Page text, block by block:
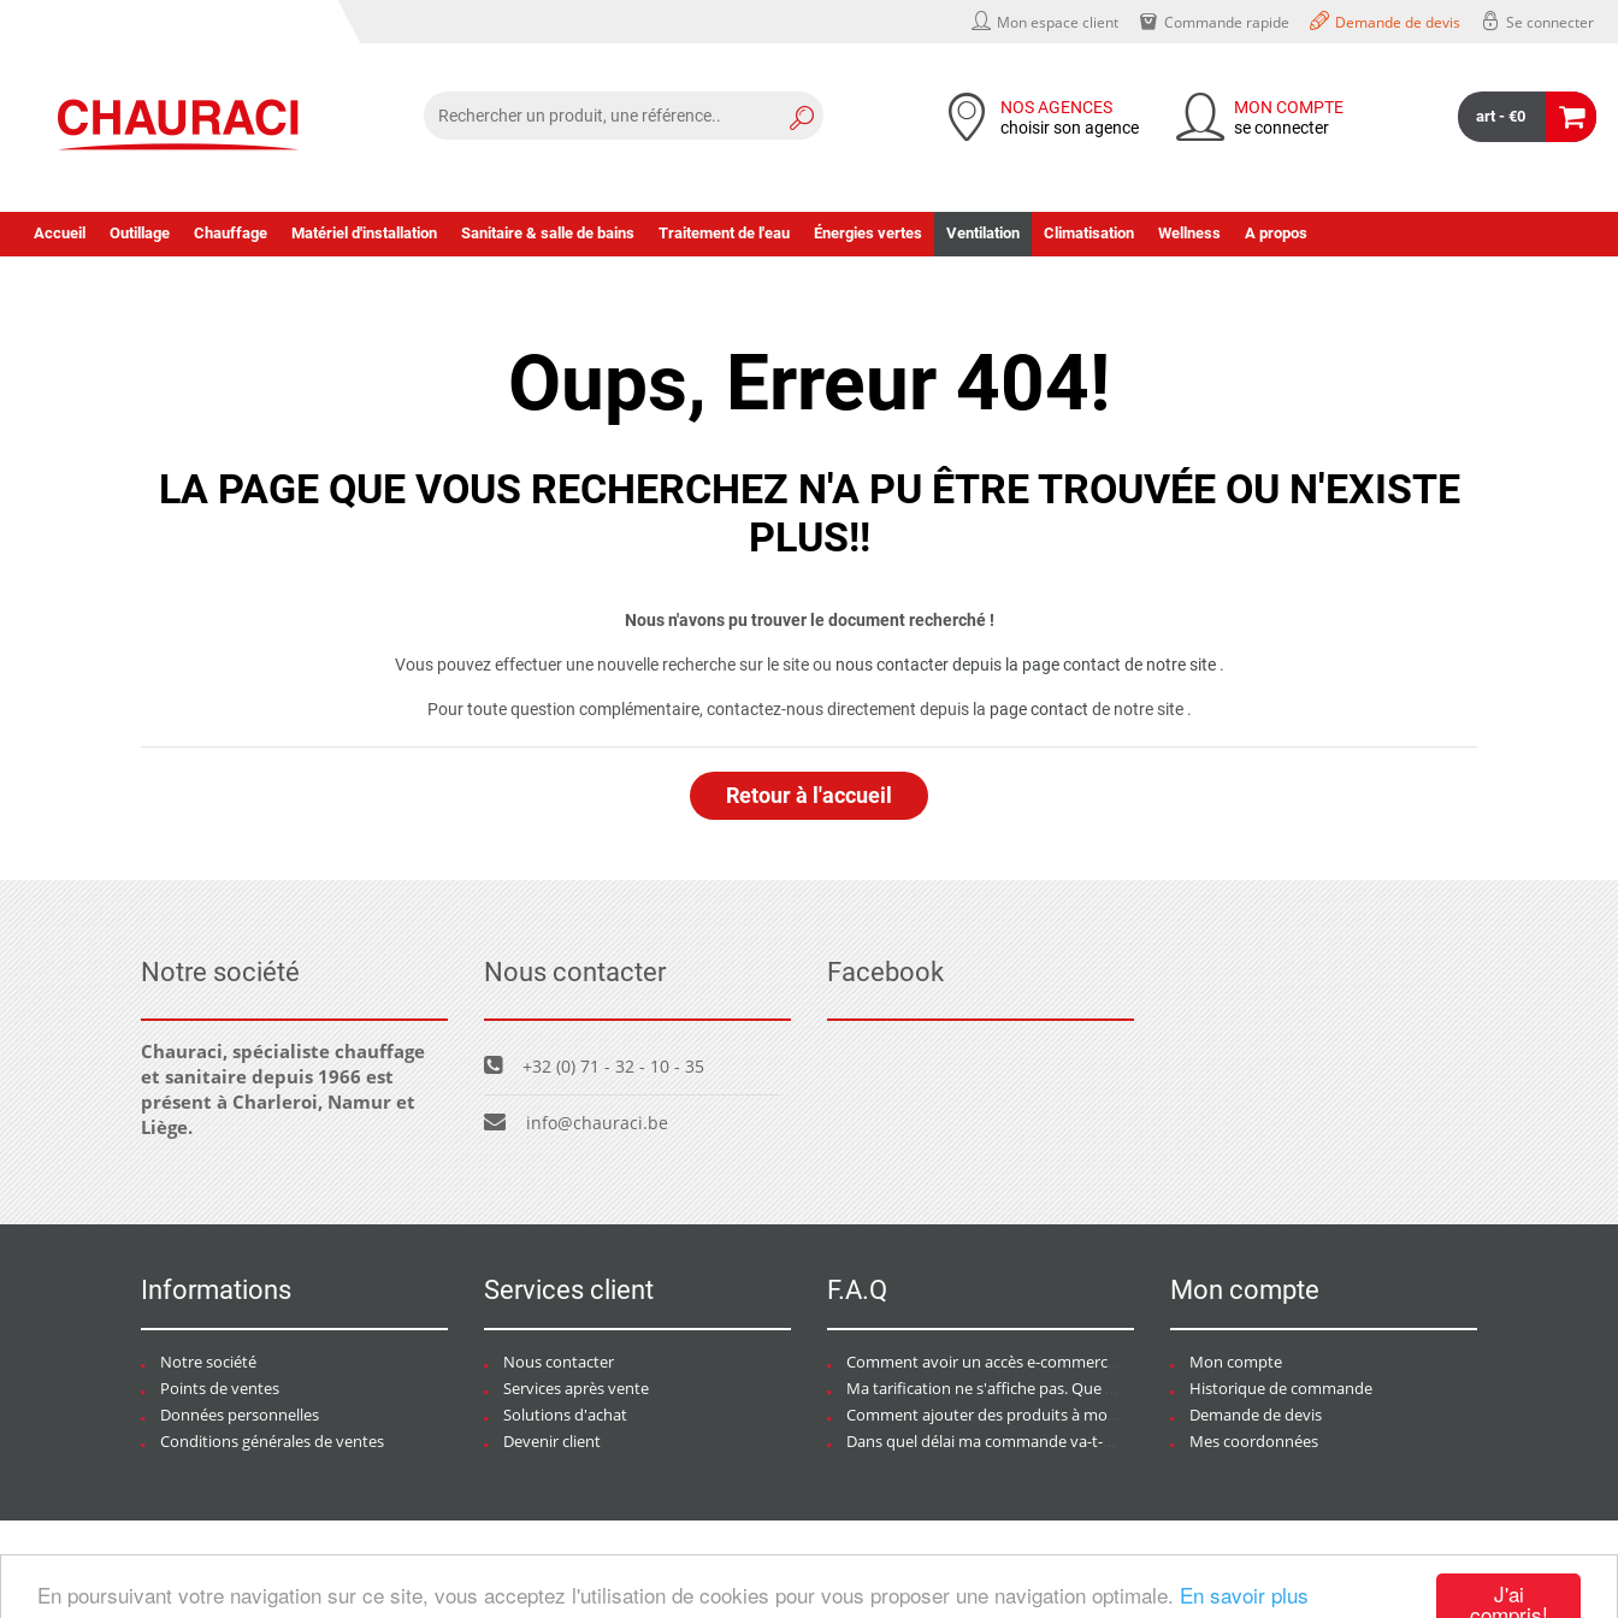
J'ai
En poursuivant votre navigation sur ce site, vous acceptez l'utilisation de cookies pour vous proposer une navigation optimale. En savoir plus
Mon espace client Commande rapide Demande de devis Se connecter
NOS AGENCES
choisir son agence
MON COMPTE
se connecter
art - €0
Accueil Outillage Chauffage Matériel d'installation Sanitaire & salle de bains Traitement de l'eau Énergies vertes Ventilation Climatisation Wellness A propos
Oups, Erreur 404!
LA PAGE QUE VOUS RECHERCHEZ N'A PU ÊTRE TROUVÉE OU N'EXISTE
PLUS!!
Nous n'avons pu trouver le document recherché !
Vous pouvez effectuer une nouvelle recherche sur le site ou nous contacter depuis la page contact de notre site.
Pour toute question complémentaire, contactez-nous directement depuis la page contact de notre site .
Retour à l'accueil
Notre société
Chauraci, spécialiste chauffage
et sanitaire depuis 1966 est
présent à Charleroi, Namur et
Liège.
Nous contacter
+32 (0) 71 - 32 - 10 - 35
info@chauraci.be
Facebook
Informations
Notre société
Points de ventes
Données personnelles
Conditions générales de ventes
Services client
Nous contacter
Services après vente
Solutions d'achat
Devenir client
F.A.Q
Comment avoir un accès e-commerce ?
Ma tarification ne s'affiche pas. Que dois-je faire ?
Comment ajouter des produits à mon panier ?
Dans quel délai ma commande va-t-elle être traitée ?
Mon compte
Mon compte
Historique de commande
Demande de devis
Mes coordonnées
artesansdubatiment.com